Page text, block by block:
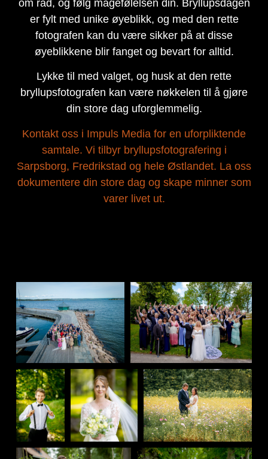
om råd, og følg magefølelsen din. Bryllupsdagen
er fylt med unike øyeblikk, og med den rette
fotografen kan du være sikker på at disse
øyeblikkene blir fanget og bevart for alltid.
Lykke til med valget, og husk at den rette
bryllupsfotografen kan være nøkkelen til å gjøre
din store dag uforglemmelig.
Kontakt oss i Impuls Media for en uforpliktende
samtale. Vi tilbyr bryllupsfotografering i
Sarpsborg, Fredrikstad og hele Østlandet. La oss
dokumentere din store dag og skape minner som
varer livet ut.